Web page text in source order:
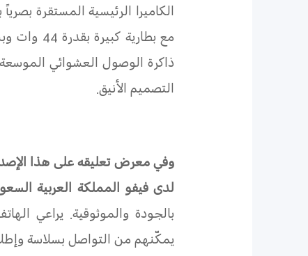
الكاميرا الرئيسية المستقرة بصرياً بدقة 64
مع بطارية كبيرة بقدرة 44 وات وبسعة 5000 مللي أمبير، ما يضمن استخداماً مريحاً على مدار يومٍ كامل. كما يوفر
ذاكرة الوصول العشوائي
التصميم الأنيق.
وفي معرض تعليقه على هذا
لدى فيفو المملكة العربية
بالجودة والموثوقية. يراعي
يمكّنهم من التواصل بسلاسة